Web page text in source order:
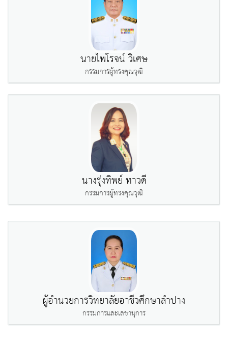
นายไพโรจน์ วิเศษ
กรรมการผู้ทรงคุณวุฒิ
นางรุ่งทิพย์ ทาวดี
กรรมการผู้ทรงคุณวุฒิ
ผู้อำนวยการวิทยาลัยอาชีวศึกษาลำปาง
กรรมการและเลขานุการ